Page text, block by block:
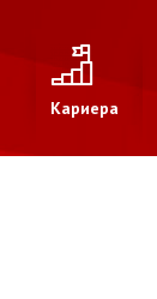
Кариера